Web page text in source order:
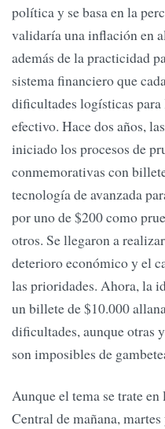
política y se basa en la
validaría una inflación en
además de la practicidad
sistema financiero que
dificultades logísticas
efectivo. Hace dos años,
iniciado los procesos de
conmemorativas con
tecnología de avanzada
por uno de $200 como
otros. Se llegaron a
deterioro económico y el
las prioridades. Ahora, la
un billete de $10.000
dificultades, aunque otras
son imposibles de
Aunque el tema se trate
Central de mañana,